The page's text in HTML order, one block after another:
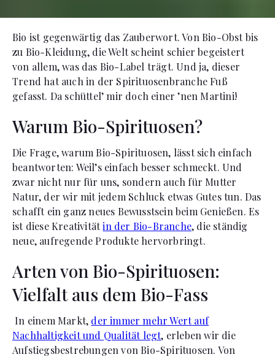
Bio ist gegenwärtig das Zauberwort. Von Bio-Obst bis
zu Bio-Kleidung, die Welt scheint schier begeistert
von allem, was das Bio-Label trägt. Und ja, dieser
Trend hat auch in der Spirituosenbranche Fuß
gefasst. Da schüttel’ mir doch einer ’nen Martini!
Warum Bio-Spirituosen?
Die Frage, warum Bio-Spirituosen, lässt sich einfach
beantworten: Weil’s einfach besser schmeckt. Und
zwar nicht nur für uns, sondern auch für Mutter
Natur, der wir mit jedem Schluck etwas Gutes tun. Das
schafft ein ganz neues Bewusstsein beim Genießen. Es
ist diese Kreativitätin der Bio-Branche, die ständig
neue, aufregende Produkte hervorbringt.
Arten von Bio-Spirituosen:
Vielfalt aus dem Bio-Fass
In einem Markt, der immer mehr Wert auf
Nachhaltigkeit und Qualität legt, erleben wir die
Aufstiegsbestrebungen von Bio-Spirituosen. Von